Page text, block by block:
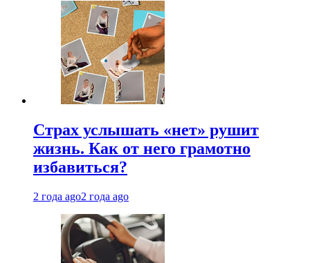
Страх услышать «нет» рушит
жизнь. Как от него грамотно
избавиться?
2 года ago2 года ago